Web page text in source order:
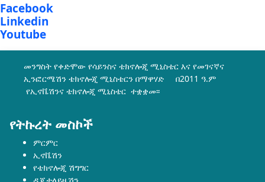
Facebook
Linkedin
Youtube
መንግስት የቀድሞው የሳይንስና ቴክኖሎጂ ሚኒስቴር እና የመገናኛና
ኢንፎርሜሽን ቴክኖሎጂ ሚኒስቴርን በማዋሃድ በ2011 ዓ.ም
የኢኖቬሽንና ቴክኖሎጂ ሚኒስቴር ተቋቋመ፡፡
የትኩረት መስኮች
ምርምር
ኢኖቬሽን
የቴክኖሎጂ ሽግግር